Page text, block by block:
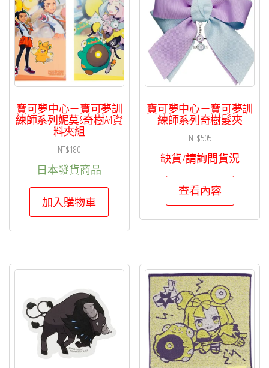
寶可夢中心－寶可夢訓
練師系列妮莫&奇樹A4資
料夾組
NT$180
日本發貨商品
加入購物車
寶可夢中心－寶可夢訓
練師系列奇樹髮夾
NT$505
缺貨/請詢問貨況
查看內容